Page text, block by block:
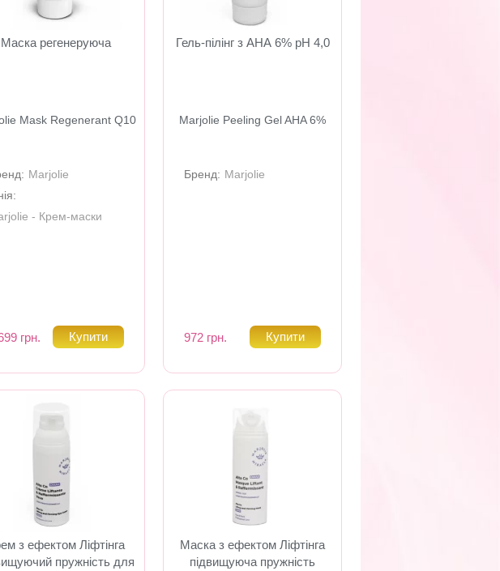
Маска регенеруюча
Mask Regenerant Q10
Marjolie
- Крем-маски
грн.
Гель-пілінг з АНА 6% pH 4,0
Marjolie Peeling Gel AHA 6%
Бренд: Marjolie
972 грн.
з ефектом Ліфтінга
пружність для
Маска з ефектом Ліфтінга
підвищуюча пружність